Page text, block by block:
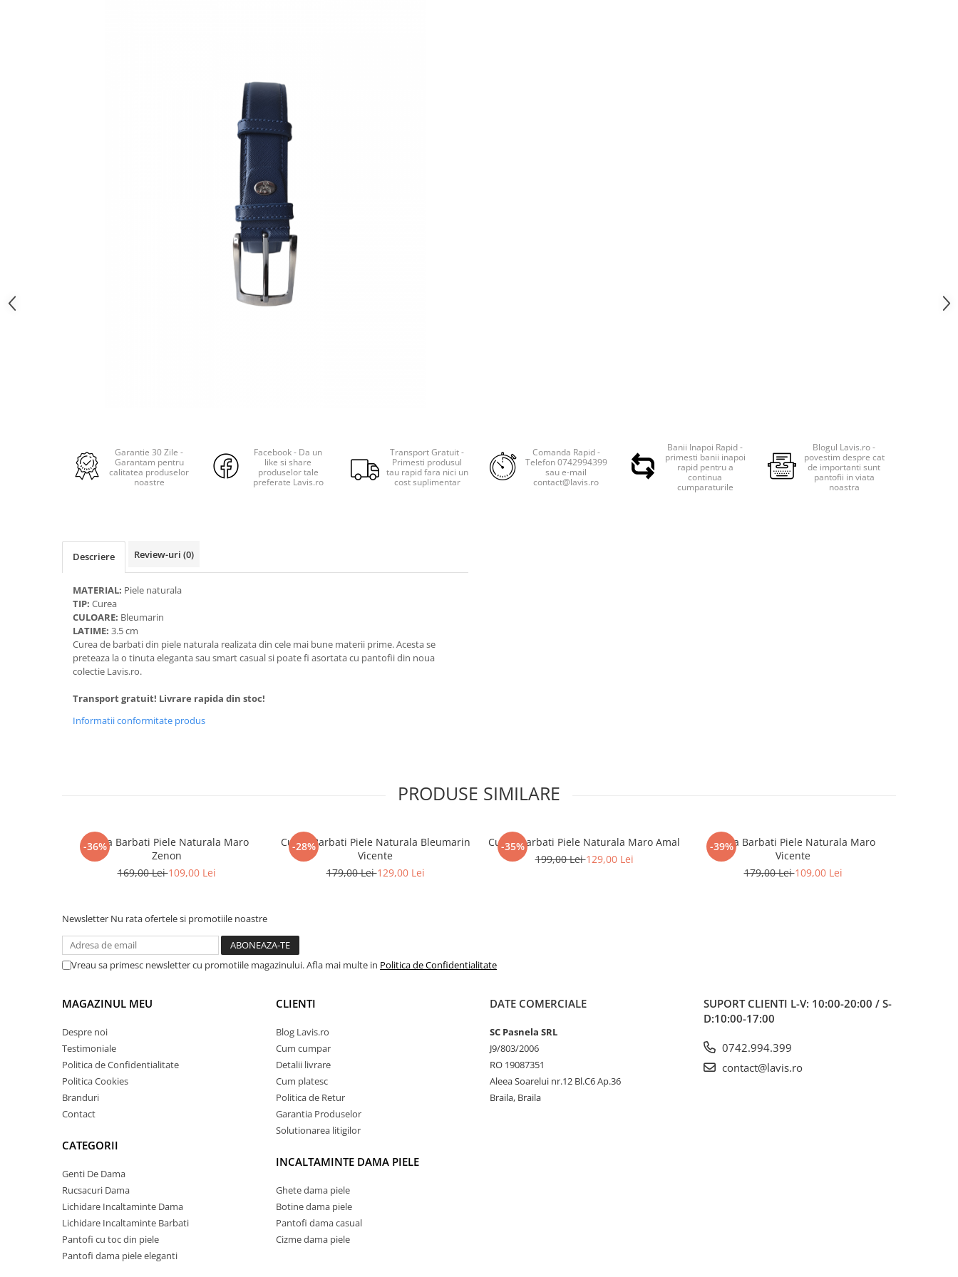
Garantie 30 Zile -
Garantam pentru
calitatea produselor
noastre
Facebook - Da un
like si share
produselor tale
preferate Lavis.ro
Transport Gratuit -
Primesti produsul
tau rapid fara nici un
cost suplimentar
Comanda Rapid -
Telefon 0742994399
sau e-mail
contact@lavis.ro
Banii Inapoi Rapid -
primesti banii inapoi
rapid pentru a
continua
cumparaturile
Blogul Lavis.ro -
povestim despre cat
de importanti sunt
pantofii in viata
noastra
Descriere Review-uri (0)
MATERIAL: Piele naturala
TIP: Curea
CULOARE: Bleumarin
LATIME: 3.5 cm
Curea de barbati din piele naturala realizata din cele mai bune materii prime. Acesta se
preteaza la o tinuta eleganta sau smart casual si poate fi asortata cu pantofii din noua
colectie Lavis.ro.
Transport gratuit! Livrare rapida din stoc!
Informatii conformitate produs
PRODUSE SIMILARE
-36%
Curea Barbati Piele Naturala Maro
Zenon
169,00 Lei109,00 Lei
-28%
Curea Barbati Piele Naturala Bleumarin
Vicente
179,00 Lei129,00 Lei
-35%
Curea Barbati Piele Naturala Maro Amal
199,00 Lei129,00 Lei
-39%
Curea Barbati Piele Naturala Maro
Vicente
179,00 Lei109,00 Lei
Newsletter Nu rata ofertele si promotiile noastre
Vreau sa primesc newsletter cu promotiile magazinului. Afla mai multe in Politica de Confidentialitate
MAGAZINUL MEU
Despre noi
Testimoniale
Politica de Confidentialitate
Politica Cookies
Branduri
Contact
CATEGORII
Genti De Dama
Rucsacuri Dama
Lichidare Incaltaminte Dama
Lichidare Incaltaminte Barbati
Pantofi cu toc din piele
Pantofi dama piele eleganti
CLIENTI
Blog Lavis.ro
Cum cumpar
Detalii livrare
Cum platesc
Politica de Retur
Garantia Produselor
Solutionarea litigilor
INCALTAMINTE DAMA PIELE
Ghete dama piele
Botine dama piele
Pantofi dama casual
Cizme dama piele
DATE COMERCIALE
SC Pasnela SRL
J9/803/2006
RO 19087351
Aleea Soarelui nr.12 Bl.C6 Ap.36
Braila, Braila
SUPORT CLIENTI L-V: 10:00-20:00 / S-
D:10:00-17:00
0742.994.399
contact@lavis.ro